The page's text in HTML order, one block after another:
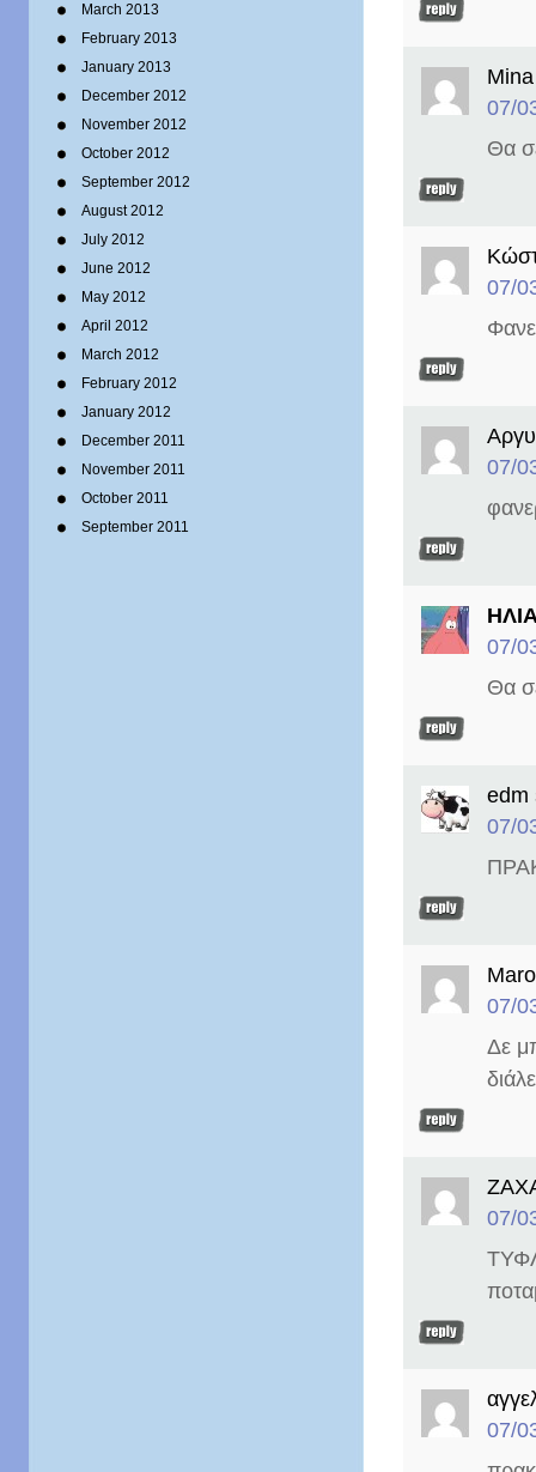
March 2013
February 2013
January 2013
December 2012
November 2012
October 2012
September 2012
August 2012
July 2012
June 2012
May 2012
April 2012
March 2012
February 2012
January 2012
December 2011
November 2011
October 2011
September 2011
07/
Θα
07/
07/
07/
Θα
edm
07/
07/
Δε
07/
07/